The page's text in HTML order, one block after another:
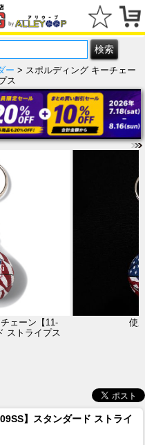
ー > スポルディング キーチェー
ス
ェーン【11-
ストライプス
使
】スタンダード ストライ